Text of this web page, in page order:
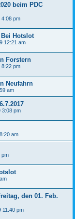
beim PDC
4:08 pm
Bei Hotslot
12:21 am
Forstern
8:22 pm
Neufahrn
am
3:08 pm
am
pm
den 01. Feb.
11:40 pm